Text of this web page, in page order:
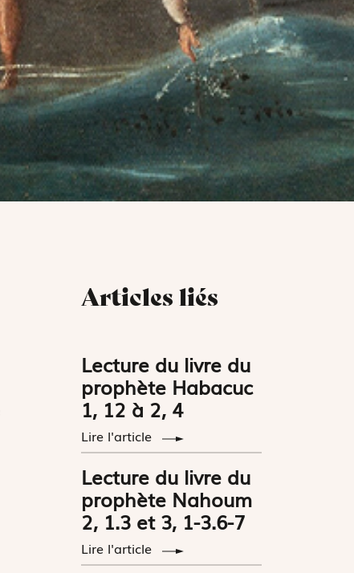
Articles liés
Lecture du livre du
prophète Habacuc
1, 12 à 2, 4
Lire l'article
Lecture du livre du
prophète Nahoum
2, 1.3 et 3, 1-3.6-7
Lire l'article